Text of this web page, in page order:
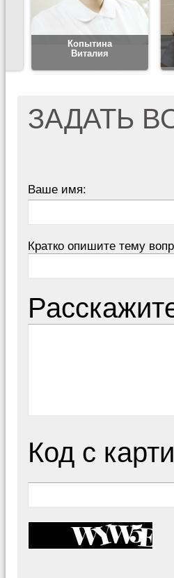
Копытина
Виталия
ЗАДАТЬ
Ваше имя:
Кратко опишите тему
Код с